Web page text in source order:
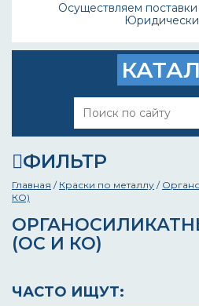
Осуществляем
ФИЛЬТР
Главная / Краски по металлу /
КО)
(ОС И КО)
ЧАСТО ИЩУТ: